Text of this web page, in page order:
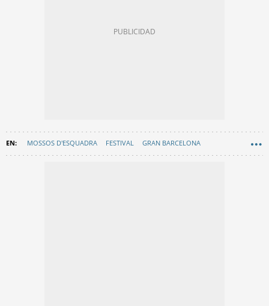
MOSSOS D'ESQUADRA FESTIVAL GRAN BARCELONA